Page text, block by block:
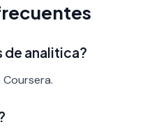
de analitica?
Coursera.